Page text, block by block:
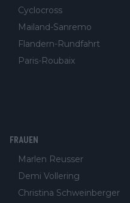
Cyclocross
Mailand-Sanremo
Flandern-Rundfahrt
Paris-Roubaix
FRAUEN
Marlen Reusser
Demi Vollering
Christina Schweinberger